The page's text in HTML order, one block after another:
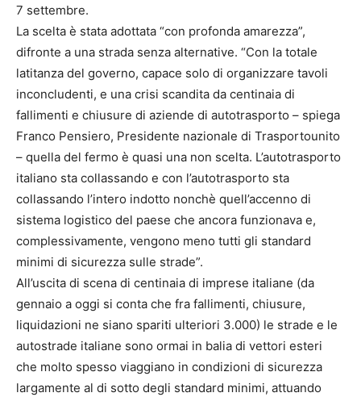
7 settembre.
La scelta è stata adottata “con profonda amarezza”,
difronte a una strada senza alternative. “Con la totale
latitanza del governo, capace solo di organizzare tavoli
inconcludenti, e una crisi scandita da centinaia di
fallimenti e chiusure di aziende di autotrasporto – spiega
Franco Pensiero, Presidente nazionale di Trasportounito
– quella del fermo è quasi una non scelta. L’autotrasporto
italiano sta collassando e con l’autotrasporto sta
collassando l’intero indotto nonchè quell’accenno di
sistema logistico del paese che ancora funzionava e,
complessivamente, vengono meno tutti gli standard
minimi di sicurezza sulle strade”.
All’uscita di scena di centinaia di imprese italiane (da
gennaio a oggi si conta che fra fallimenti, chiusure,
liquidazioni ne siano spariti ulteriori 3.000) le strade e le
autostrade italiane sono ormai in balia di vettori esteri
che molto spesso viaggiano in condizioni di sicurezza
largamente al di sotto degli standard minimi, attuando